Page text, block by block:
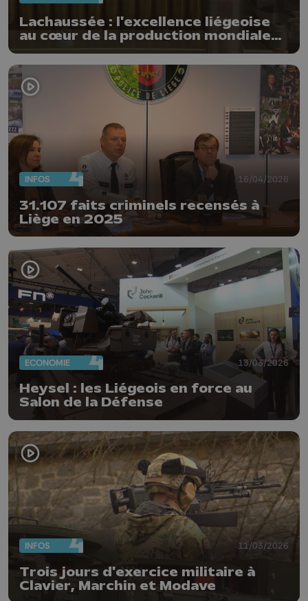
Lachaussée : l'excellence liégeoise
au cœur de la production mondiale
INFOS 16/04/2026
31.107 faits criminels recensés à
Liège en 2025
ECONOMIE 13/03/2026
Heysel : les Liégeois en force au
Salon de la Défense
INFOS 11/03/2026
Trois jours d'exercice militaire à
Clavier, Marchin et Modave